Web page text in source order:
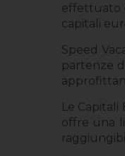
effettuato
capitali
Speed
partenze
Le
offre una